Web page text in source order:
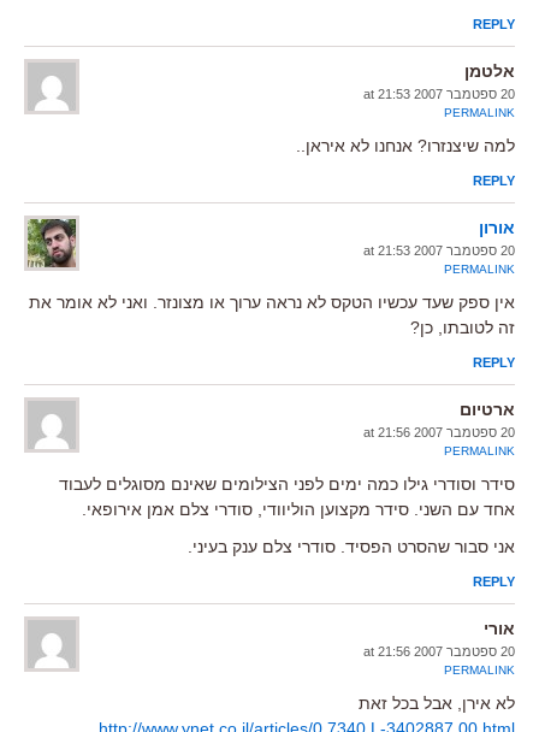
REPLY
אלטמן
20 ספטמבר 2007 at 21:53
PERMALINK
למה שיצנזרו? אנחנו לא איראן..
REPLY
אורון
20 ספטמבר 2007 at 21:53
PERMALINK
אין ספק שעד עכשיו הטקס לא נראה ערוך או מצונזר. ואני לא אומר את
זה לטובתו, כן?
REPLY
ארטיום
20 ספטמבר 2007 at 21:56
PERMALINK
סידר וסודרי גילו כמה ימים לפני הצילומים שאינם מסוגלים לעבוד
אחד עם השני. סידר מקצוען הוליוודי, סודרי צלם אמן אירופאי.
אני סבור שהסרט הפסיד. סודרי צלם ענק בעיני.
REPLY
אורי
20 ספטמבר 2007 at 21:56
PERMALINK
לא אירן, אבל בכל זאת